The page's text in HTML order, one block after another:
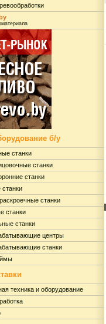
б/у
станки
станки
станки
станки
станки
станки
центры
станки
техника и оборудование